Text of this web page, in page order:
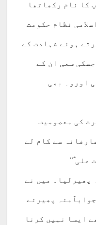
کا نام رکھاتھا
نظام حکومت
ہوئے شہادت کے
سعی ان کے
اوروہ بھی
کی معصومیت
سے کام لے
علی ؓ‘‘
پھیرلیا۔ میں نے
پھیرنے
ایسا نہیں کرنا